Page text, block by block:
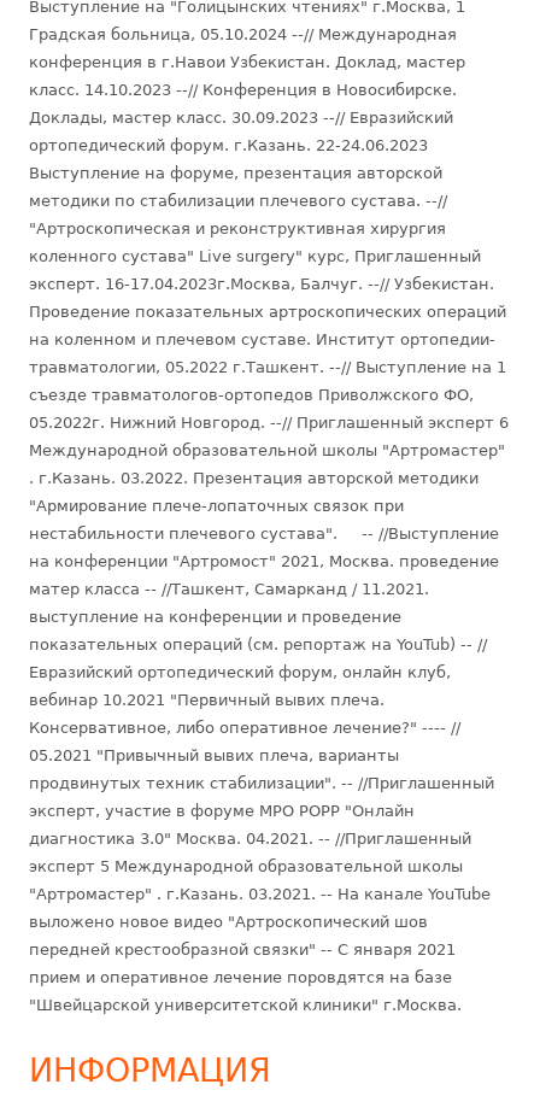
Выступление на "Голицынских чтениях" г.Москва, 1
Градская больница, 05.10.2024 --// Международная
конференция в г.Навои Узбекистан. Доклад, мастер
класс. 14.10.2023 --// Конференция в Новосибирске.
Доклады, мастер класс. 30.09.2023 --// Евразийский
ортопедический форум. г.Казань. 22-24.06.2023
Выступление на форуме, презентация авторской
методики по стабилизации плечевого сустава. --//
"Артроскопическая и реконструктивная хирургия
коленного сустава" Live surgery" курс, Приглашенный
эксперт. 16-17.04.2023г.Москва, Балчуг. --// Узбекистан.
Проведение показательных артроскопических операций
на коленном и плечевом суставе. Институт ортопедии-
травматологии, 05.2022 г.Ташкент. --// Выступление на 1
съезде травматологов-ортопедов Приволжского ФО,
05.2022г. Нижний Новгород. --// Приглашенный эксперт 6
Международной образовательной школы "Артромастер"
. г.Казань. 03.2022. Презентация авторской методики
"Армирование плече-лопаточных связок при
нестабильности плечевого сустава". -- //Выступление
на конференции "Артромост" 2021, Москва. проведение
матер класса -- //Ташкент, Самарканд / 11.2021.
выступление на конференции и проведение
показательных операций (см. репортаж на YouTub) -- //
Евразийский ортопедический форум, онлайн клуб,
вебинар 10.2021 "Первичный вывих плеча.
Консервативное, либо оперативное лечение?" ---- //
05.2021 "Привычный вывих плеча, варианты
продвинутых техник стабилизации". -- //Приглашенный
эксперт, участие в форуме МРО РОРР "Онлайн
диагностика 3.0" Москва. 04.2021. -- //Приглашенный
эксперт 5 Международной образовательной школы
"Артромастер" . г.Казань. 03.2021. -- На канале YouTube
выложено новое видео "Артроскопический шов
передней крестообразной связки" -- С января 2021
прием и оперативное лечение поровдятся на базе
"Швейцарской университетской клиники" г.Москва.
ИНФОРМАЦИЯ